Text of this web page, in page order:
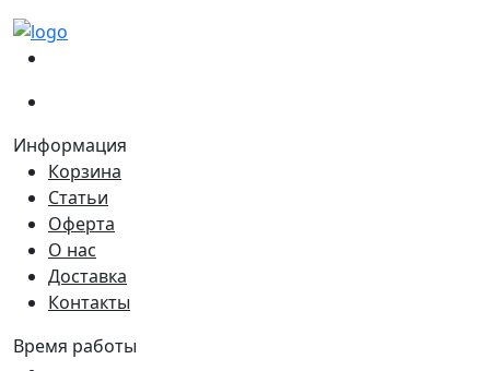
Информация
Корзина
Статьи
Оферта
О нас
Доставка
Контакты
Время работы